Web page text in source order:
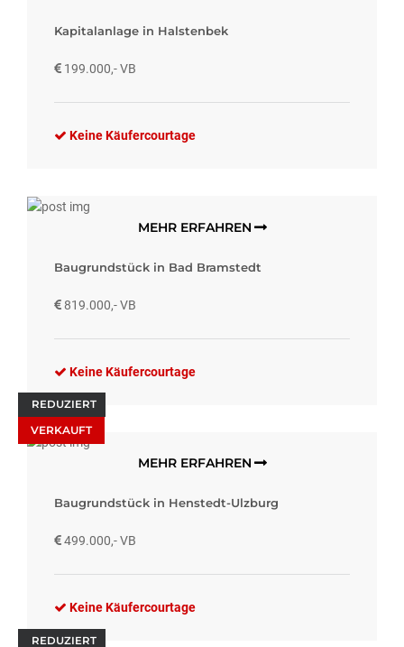
Kapitalanlage in Halstenbek
199.000,- VB
Keine Käufercourtage
MEHR ERFAHREN
Baugrundstück in Bad Bramstedt
819.000,- VB
Keine Käufercourtage
VERKAUFT
REDUZIERT
MEHR ERFAHREN
Baugrundstück in Henstedt-Ulzburg
499.000,- VB
Keine Käufercourtage
REDUZIERT